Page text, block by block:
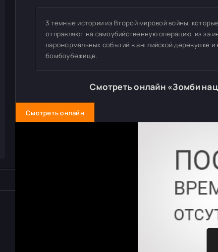
3 темные истории из Второй мировой войны,
отправляют на самоубийственную операцию, из за
паронормальных событий в английской деревушке
бомбоубежище.
Смотреть онлайн «Зомби
Смотреть онлайн